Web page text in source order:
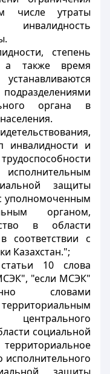
числе утраты
степень
а также время
органа в
инвалидности и
исполнительным
защиты
уполномоченным
органом,
в области
соответствии с
Казахстан.";
10 слова
"если МСЭК"
словами
социальной
исполнительного